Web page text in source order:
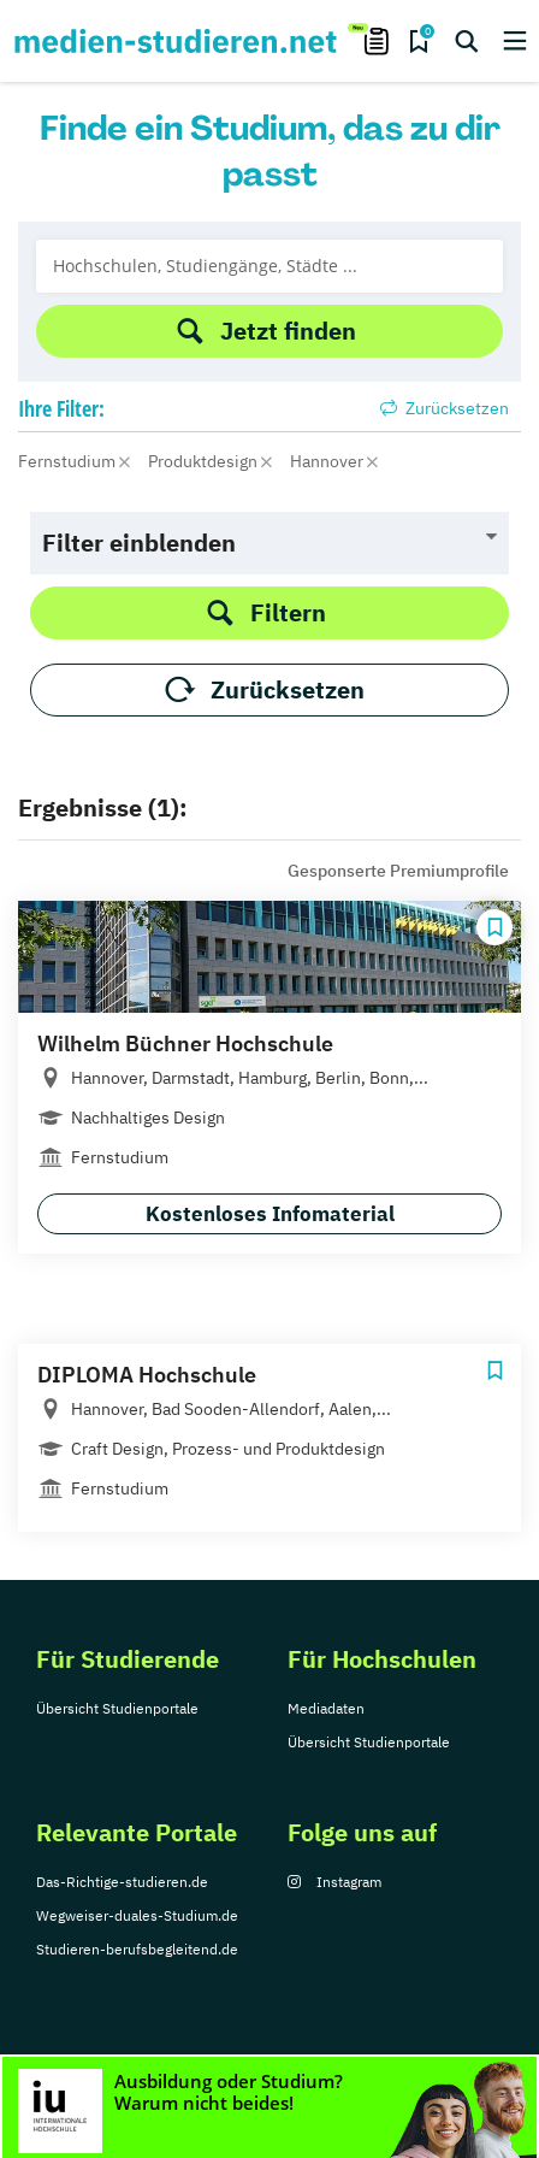
0
Finde ein Studium, das zu dir
passt
Jetzt finden
Ihre Filter: Zurücksetzen
Fernstudium Produktdesign Hannover
Filter einblenden
Filtern
Zurücksetzen
Ergebnisse (1):
Gesponserte Premiumprofile
Wilhelm Büchner Hochschule
Hannover, Darmstadt, Hamburg, Berlin, Bonn,...
Nachhaltiges Design
Fernstudium
Kostenloses Infomaterial
DIPLOMA Hochschule
Hannover, Bad Sooden-Allendorf, Aalen,...
Craft Design, Prozess- und Produktdesign
Fernstudium
Für Studierende
Übersicht Studienportale
Für Hochschulen
Mediadaten
Übersicht Studienportale
Relevante Portale
Das-Richtige-studieren.de
Wegweiser-duales-Studium.de
Studieren-berufsbegleitend.de
Folge uns auf
Instagram
© Copyright 2026, TarGroup Media GmbH
Nutzungsbedingungen